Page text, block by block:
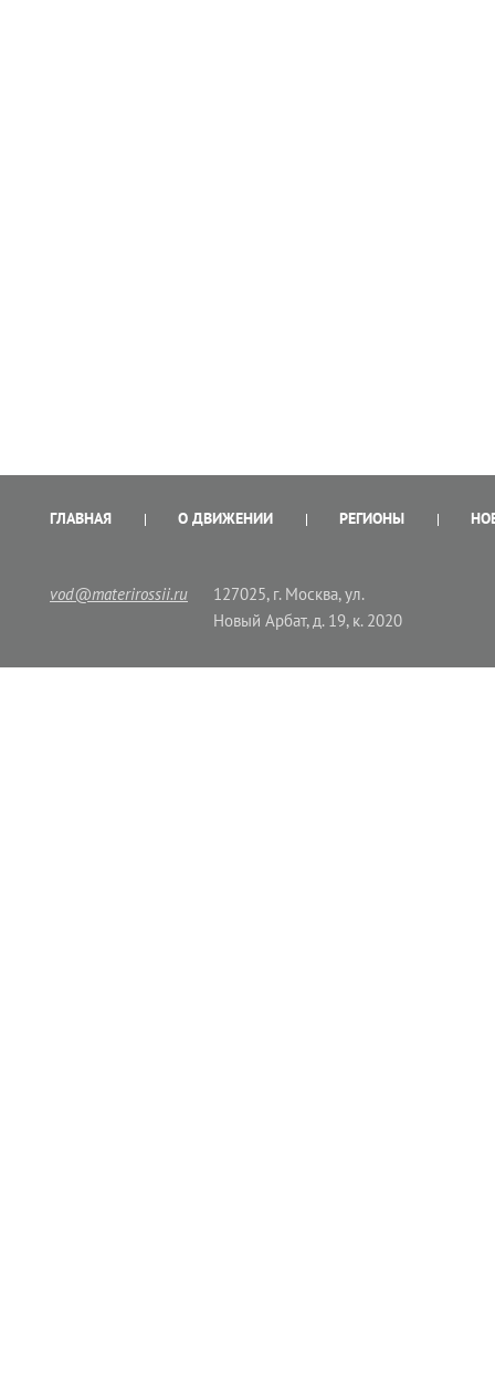
ГЛАВНАЯ О ДВИЖЕНИИ РЕГИОНЫ
vod@materirossii.ru
127025, г. Москва, ул.
Новый Арбат, д. 19, к. 2020